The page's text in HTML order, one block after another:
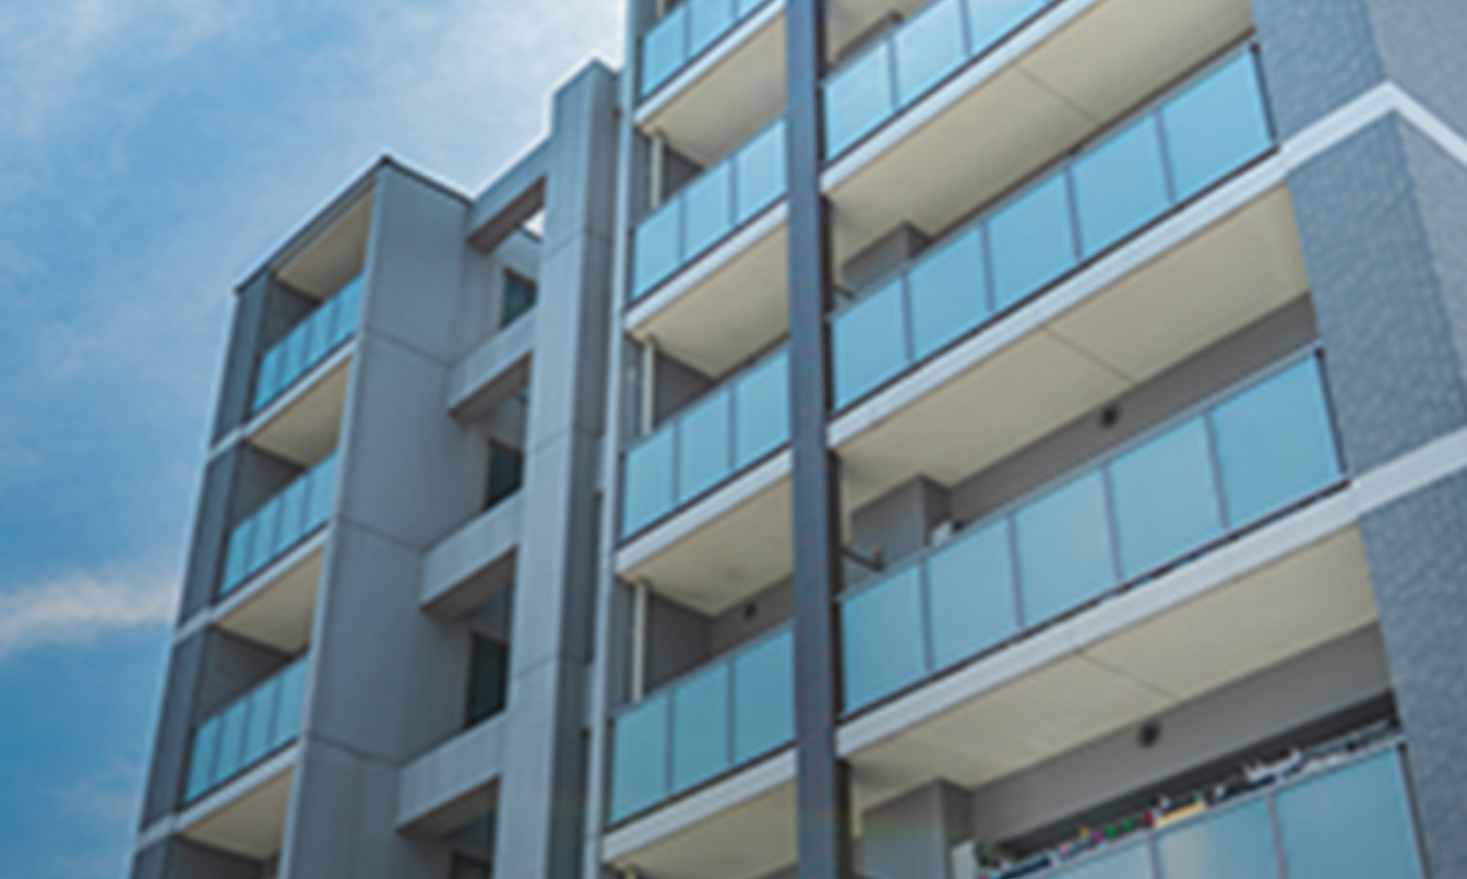
岐阜県 瑞浪市でのオフィス・店舗・マンション・工場のリフォーム
BETAにお任せください
瑞浪市で
が選ばれる
理由
予算内で
おさめる提案力
お客様の事業内容や課題を
深く理解し、丁寧にヒアリン
グをさせていただくことで、
最適なリフォームプランをご
提案いたします。
プロの技で
確かな品質を保
証
多数のリフォーム実績と、経
験豊富な専門スタッフによ
る高品質な施工で、お客様
の期待に応えます。